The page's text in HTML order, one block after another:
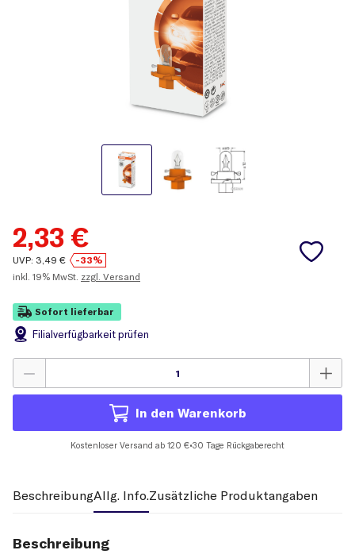
2,33 €
UVP: 3,49 €
-33%
inkl. 19% MwSt. zzgl. Versand
Sofort lieferbar
Filialverfügbarkeit prüfen
In den Warenkorb
Kostenloser Versand ab 120 €•30 Tage Rückgaberecht
BeschreibungAllg. Info.Zusätzliche Produktangaben
Beschreibung